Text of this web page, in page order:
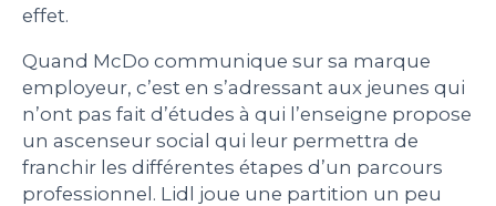
effet.
Quand McDo communique sur sa marque
employeur, c’est en s’adressant aux jeunes qui
n’ont pas fait d’études à qui l’enseigne propose
un ascenseur social qui leur permettra de
franchir les différentes étapes d’un parcours
professionnel. Lidl joue une partition un peu